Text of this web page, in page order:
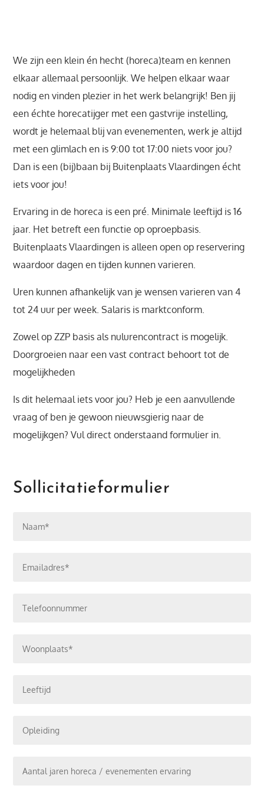
We zijn een klein én hecht (horeca)team en kennen
elkaar allemaal persoonlijk. We helpen elkaar waar
nodig en vinden plezier in het werk belangrijk! Ben jij
een échte horecatijger met een gastvrije instelling,
wordt je helemaal blij van evenementen, werk je altijd
met een glimlach en is 9:00 tot 17:00 niets voor jou?
Dan is een (bij)baan bij Buitenplaats Vlaardingen écht
iets voor jou!
Ervaring in de horeca is een pré. Minimale leeftijd is 16
jaar. Het betreft een functie op oproepbasis.
Buitenplaats Vlaardingen is alleen open op reservering
waardoor dagen en tijden kunnen varieren.
Uren kunnen afhankelijk van je wensen varieren van 4
tot 24 uur per week. Salaris is marktconform.
Zowel op ZZP basis als nulurencontract is mogelijk.
Doorgroeien naar een vast contract behoort tot de
mogelijkheden
Is dit helemaal iets voor jou? Heb je een aanvullende
vraag of ben je gewoon nieuwsgierig naar de
mogelijkgen? Vul direct onderstaand formulier in.
Sollicitatieformulier